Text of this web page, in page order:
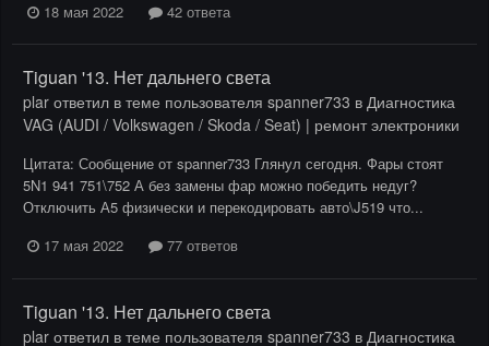
18 мая 2022
42 ответа
Tiguan '13. Нет дальнего света
plar ответил в теме пользователя spanner733 в Диагностика
VAG (AUDI / Volkswagen / Skoda / Seat) | ремонт электроники
Цитата: Сообщение от spanner733 Глянул сегодня. Фары стоят
5N1 941 751\752 А без замены фар можно победить недуг?
Отключить А5 физически и перекодировать авто\J519 что...
17 мая 2022
77 ответов
Tiguan '13. Нет дальнего света
plar ответил в теме пользователя spanner733 в Диагностика